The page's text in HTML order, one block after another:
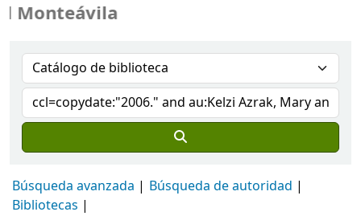
Búsqueda avanzada
Búsqueda de autoridad
Bibliotecas